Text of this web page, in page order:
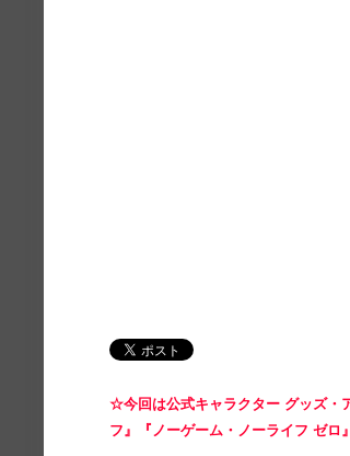
☆今回は公式キャラクター グッズ・
フ』『ノーゲーム・ノーライフ ゼロ